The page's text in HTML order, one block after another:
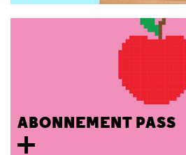
ABONNEMENT PASS